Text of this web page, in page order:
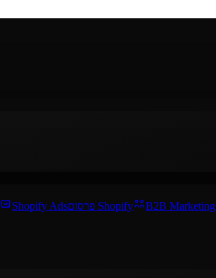
Shopify Ads פרסום Shopify B2B Marketing